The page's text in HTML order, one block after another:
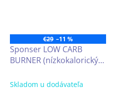
€29 –11 %
Sponser LOW CARB
BURNER (nízkokalorický
báze zeleného čaju a
Skladom u dodávateľa